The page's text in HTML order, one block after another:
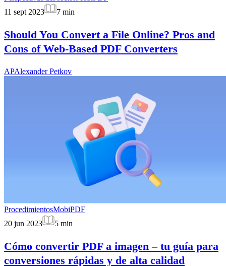
11 sept 2023
7 min
Should You Convert a File Online? Pros and
Cons of Web-Based PDF Converters
APAlexander Petkov
ProcedimientosMobiPDF
20 jun 2023
5 min
Cómo convertir PDF a imagen – tu guía para
conversiones rápidas y de alta calidad